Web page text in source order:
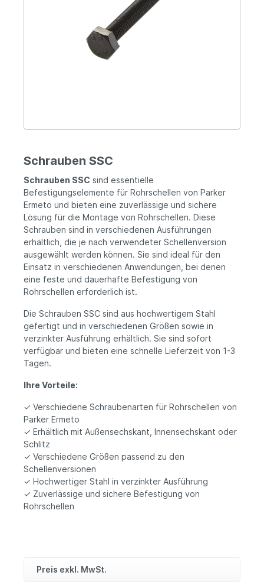
Schrauben SSC
Schrauben SSC sind essentielle
Befestigungselemente für Rohrschellen von Parker
Ermeto und bieten eine zuverlässige und sichere
Lösung für die Montage von Rohrschellen. Diese
Schrauben sind in verschiedenen Ausführungen
erhältlich, die je nach verwendeter Schellenversion
ausgewählt werden können. Sie sind ideal für den
Einsatz in verschiedenen Anwendungen, bei denen
eine feste und dauerhafte Befestigung von
Rohrschellen erforderlich ist.
Die Schrauben SSC sind aus hochwertigem Stahl
gefertigt und in verschiedenen Größen sowie in
verzinkter Ausführung erhältlich. Sie sind sofort
verfügbar und bieten eine schnelle Lieferzeit von 1-3
Tagen.
Ihre Vorteile:
✓ Verschiedene Schraubenarten für Rohrschellen von
Parker Ermeto
✓ Erhältlich mit Außensechskant, Innensechskant oder
Schlitz
✓ Verschiedene Größen passend zu den
Schellenversionen
✓ Hochwertiger Stahl in verzinkter Ausführung
✓ Zuverlässige und sichere Befestigung von
Rohrschellen
Preis exkl. MwSt.